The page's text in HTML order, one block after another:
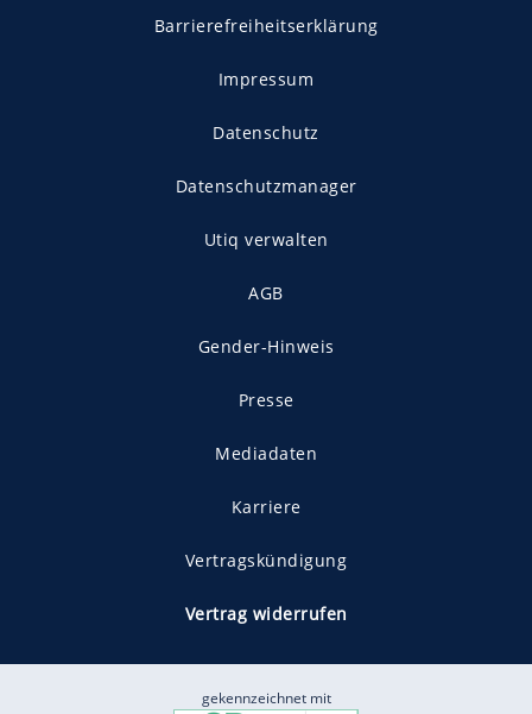
Barrierefreiheitserklärung
Impressum
Datenschutz
Datenschutzmanager
Utiq verwalten
AGB
Gender-Hinweis
Presse
Mediadaten
Karriere
Vertragskündigung
Vertrag widerrufen
gekennzeichnet mit